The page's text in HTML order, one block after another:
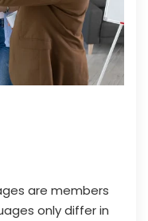
are members
only differ in